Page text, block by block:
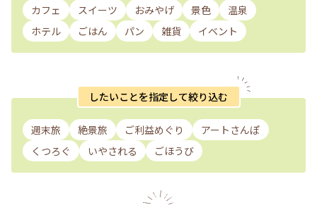
カフェ スイーツ おみやげ 景色
温泉
ホテル
ごはん パン 雑貨 イベント
したいことを指定して絞り込む
週末旅 絶景旅 ご利益めぐり
アートさんぽ
くつろぐ
いやされる ごほうび